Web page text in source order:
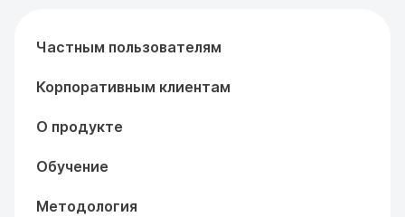
Частным пользователям
Корпоративным клиентам
О продукте
Обучение
Методология